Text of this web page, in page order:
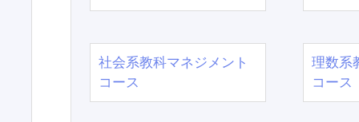
社会系教科マネジメント
コース
理数系
コース